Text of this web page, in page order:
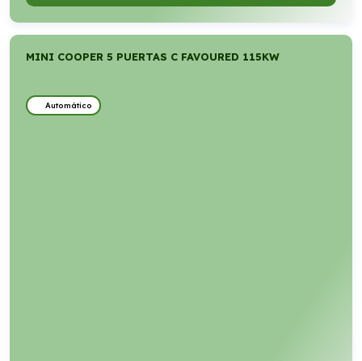
MINI COOPER 5 PUERTAS C FAVOURED 115KW
Automático